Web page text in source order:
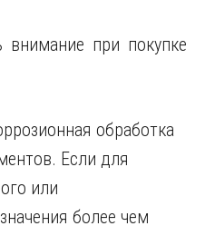
при покупке
обработка
Если для
или
более чем